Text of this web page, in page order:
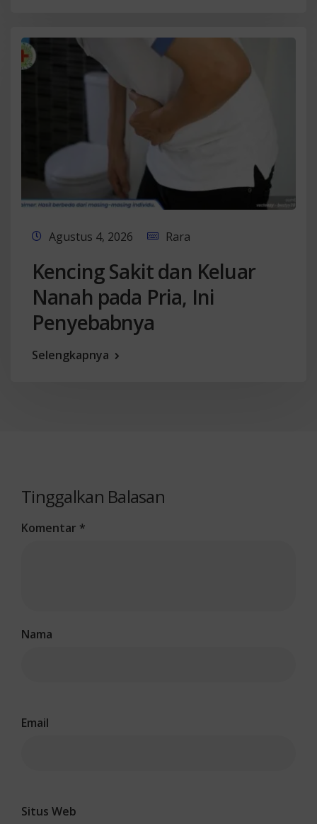
Agustus 4, 2026 Rara
Kencing Sakit dan Keluar
Nanah pada Pria, Ini
Penyebabnya
Selengkapnya
Tinggalkan Balasan
Komentar *
Nama
Email
Situs Web